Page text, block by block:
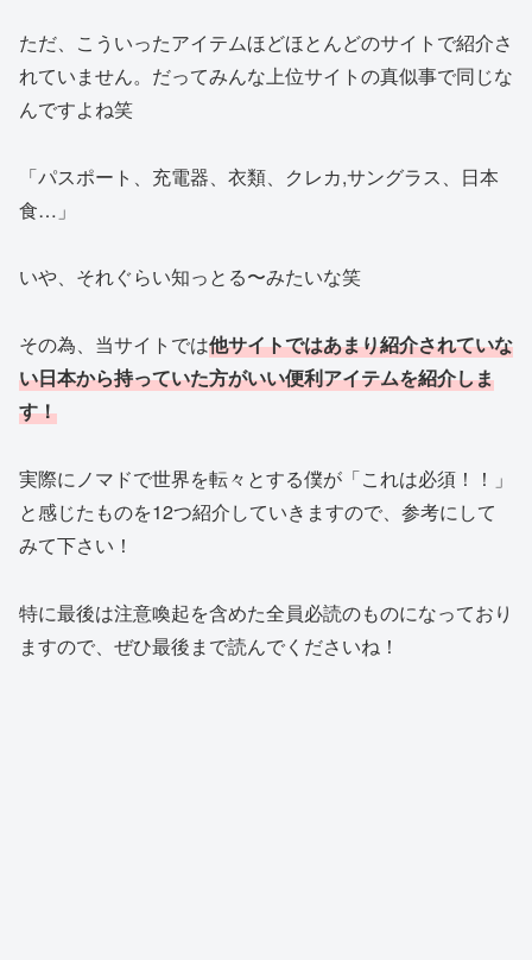
ただ、こういったアイテムほどほとんどのサイトで紹介さ
れていません。だってみんな上位サイトの真似事で同じな
んですよね笑
「パスポート、充電器、衣類、クレカ,サングラス、日本
食…」
いや、それぐらい知っとる〜みたいな笑
その為、当サイトでは他サイトではあまり紹介されていな
い日本から持っていた方がいい便利アイテムを紹介しま
す！
実際にノマドで世界を転々とする僕が「これは必須！！」
と感じたものを12つ紹介していきますので、参考にして
みて下さい！
特に最後は注意喚起を含めた全員必読のものになっており
ますので、ぜひ最後まで読んでくださいね！